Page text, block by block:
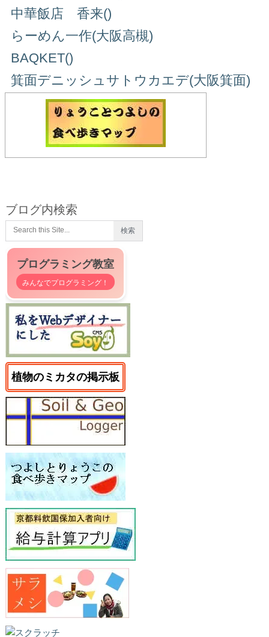
中華飯店 香来()
らーめん一作(大阪高槻)
BAQKET()
箕面デニッシュサトウカエデ(大阪箕面)
ブログ内検索
プログラミング教室
みんなでプログラミング！
植物のミカタの掲示板